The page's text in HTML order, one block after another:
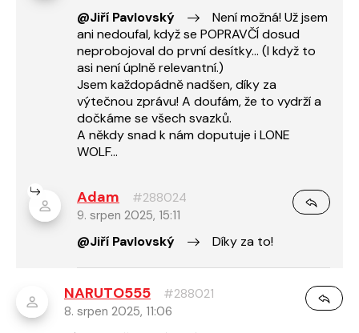
@Jiří Pavlovský
Není možná! Už jsem
ani nedoufal, když se POPRAVČÍ dosud
neprobojoval do první desítky... (I když to
asi není úplně relevantní.)
Jsem každopádně nadšen, díky za
výtečnou zprávu! A doufám, že to vydrží a
dočkáme se všech svazků.
A někdy snad k nám doputuje i LONE
WOLF...
Adam
#288024
9. srpen 2025, 15:11
@Jiří Pavlovský Díky za to!
NARUTO555
#288021
8. srpen 2025, 11:06